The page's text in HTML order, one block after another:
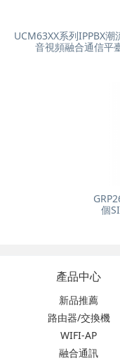
UCM63XX系列IPPBX潮
音視頻融合通信平
個
產品中心
新品推薦
路由器/交換機
WIFI-AP
融合通訊